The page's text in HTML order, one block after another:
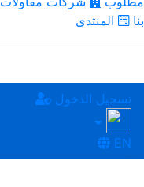
بنا
المنتدى
تسجيل الدخول
EN